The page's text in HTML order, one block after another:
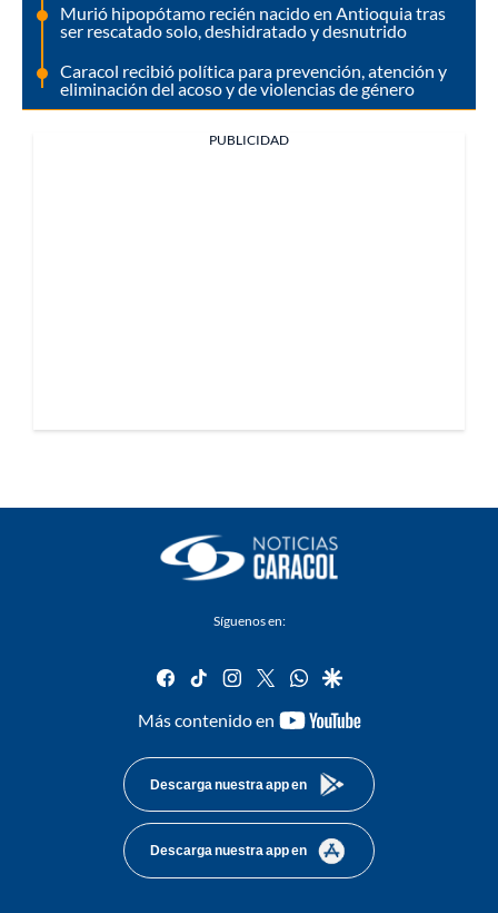
Murió hipopótamo recién nacido en Antioquia tras
ser rescatado solo, deshidratado y desnutrido
Caracol recibió política para prevención, atención y
eliminación del acoso y de violencias de género
PUBLICIDAD
Síguenos en:
facebook
tiktok instagram
twitterwhatsapp
google
Más contenido en
youtube-
Descarga nuestra app en
Descarga nuestra app en